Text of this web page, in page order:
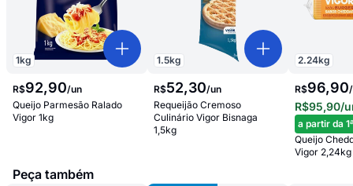
1kg
R$92,90/un
Queijo Parmesão Ralado
Vigor 1kg
1.5kg
R$52,30/un
Requeijão Cremoso
Culinário Vigor Bisnaga
1,5kg
2.24kg
R$96,90/
R$95,90/
a partir da
Queijo
Vigor
Peça também